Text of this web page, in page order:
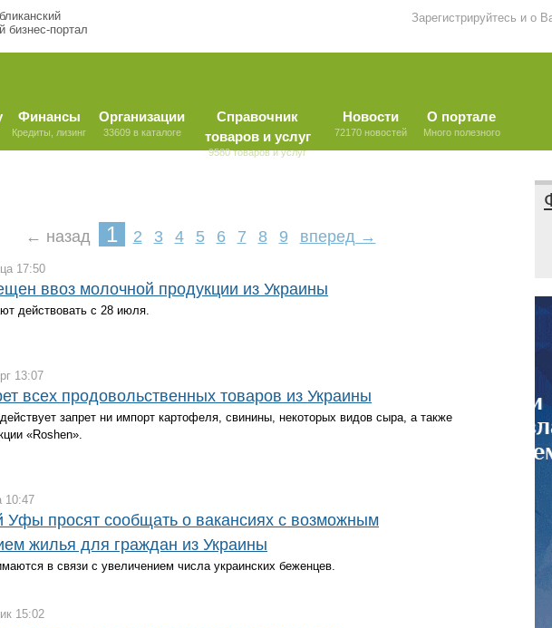
бизнес-портал
Зарегистрируйтесь и о
Финансы
Кредиты, лизинг
Организации
33609 в каталоге
Справочник
товаров и услуг
9580 товаров и услуг
Новости
72170 новостей
О портале
Много полезного
← назад 1 2 3 4 5 6 7 8 9 вперед →
17:50
ввоз молочной продукции из Украины
действовать с 28 июля.
13:07
всех продовольственных товаров из Украины
запрет ни импорт картофеля, свинины, некоторых видов сыра, а также
«Roshen».
10:47
Уфы просят сообщать о вакансиях с возможным
жилья для граждан из Украины
в связи с увеличением числа украинских беженцев.
15:02